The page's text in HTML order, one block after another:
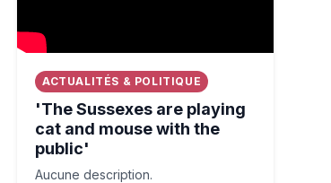
ACTUALITÉS & POLITIQUE
'The Sussexes are playing
cat and mouse with the
public'⁠
Aucune description.